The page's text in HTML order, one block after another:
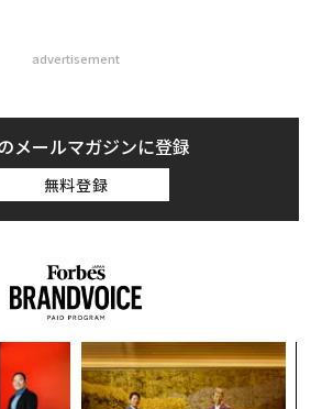
advertisement
メールマガジンに登録
無料登録